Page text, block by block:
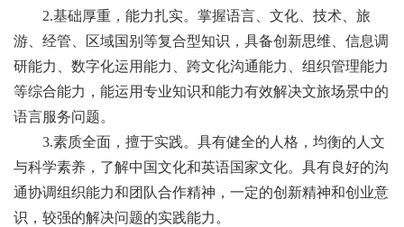
2.基础厚重，能力扎实。掌握语言、文化、技术、旅
游、经管、区域国别等复合型知识，具备创新思维、信息调
研能力、数字化运用能力、跨文化沟通能力、组织管理能力
等综合能力，能运用专业知识和能力有效解决文旅场景中的
语言服务问题。
3.素质全面，擅于实践。具有健全的人格，均衡的人文
与科学素养，了解中国文化和英语国家文化。具有良好的沟
通协调组织能力和团队合作精神，一定的创新精神和创业意
识，较强的解决问题的实践能力。